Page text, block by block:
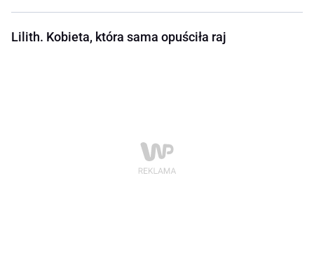
Lilith. Kobieta, która sama opuściła raj